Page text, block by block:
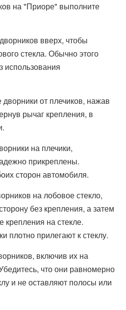
на "Приоре" выполните
вверх, чтобы
стекла. Обычно этого
использования
от плечиков, нажав
рычаг крепления, в
на плечики,
прикреплены.
сторон автомобиля.
на лобовое стекло,
без крепления, а затем
крепления на стекле.
плотно прилегают к стеклу.
включив их на
что они равномерно
и не оставляют полосы или